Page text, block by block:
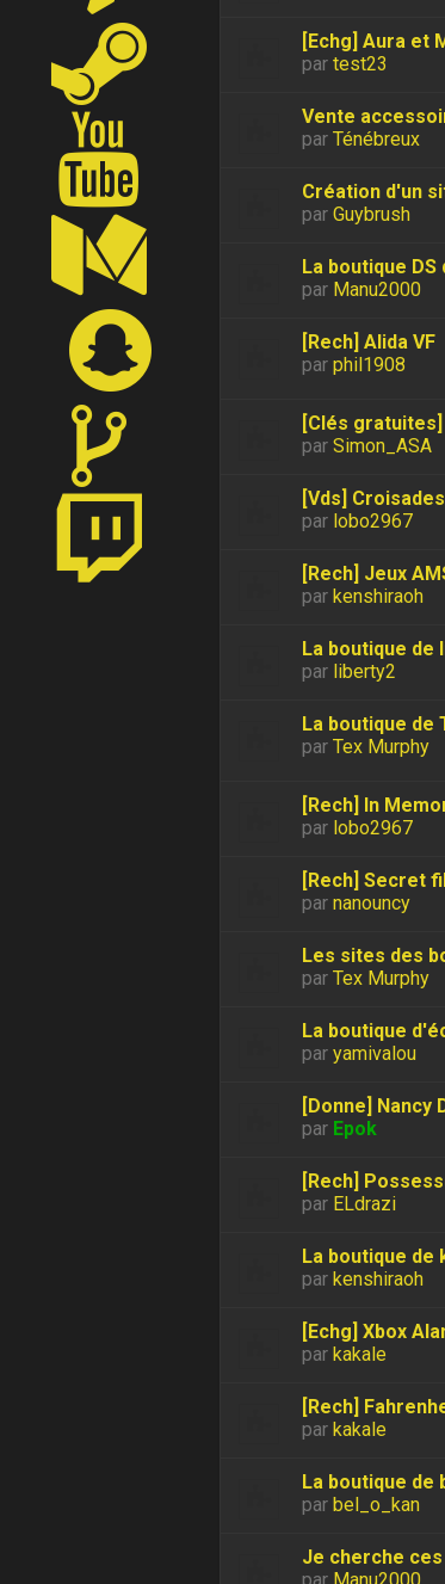
[Echg] Aura et
par test23
Vente
par Ténébreux
Création d'un
par Guybrush
La boutique DS
par Manu2000
[Rech] Alida VF
par phil1908
[Clés
par Simon_ASA
[Vds]
par lobo2967
[Rech] Jeux
par kenshiraoh
La boutique de
par liberty2
La boutique de
par Tex Murphy
[Rech] In
par lobo2967
[Rech] Secret
par nanouncy
Les sites des
par Tex Murphy
La boutique
par yamivalou
[Donne] Nancy
par Epok
[Rech]
par ELdrazi
La boutique de
par kenshiraoh
[Echg] Xbox
par kakale
[Rech]
par kakale
La boutique de
par bel_o_kan
Je cherche ces